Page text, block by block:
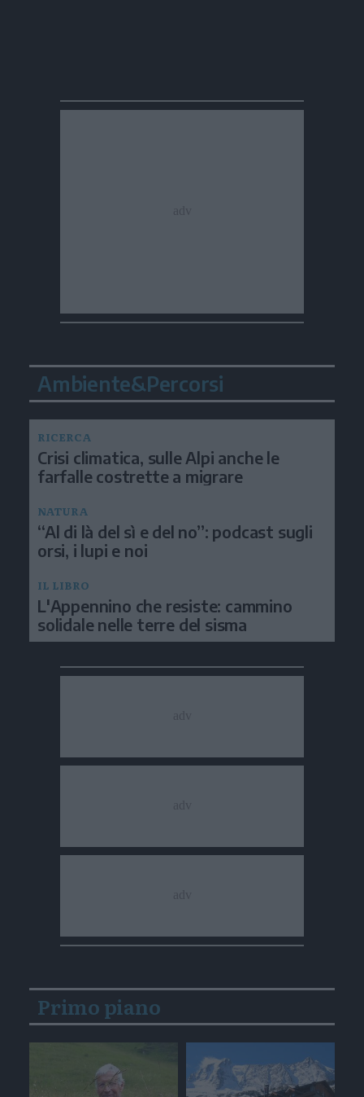
Ambiente&Percorsi
RICERCA
Crisi climatica, sulle Alpi anche le
farfalle costrette a migrare
NATURA
“Al di là del sì e del no”: podcast sugli
orsi, i lupi e noi
IL LIBRO
L'Appennino che resiste: cammino
solidale nelle terre del sisma
Primo piano